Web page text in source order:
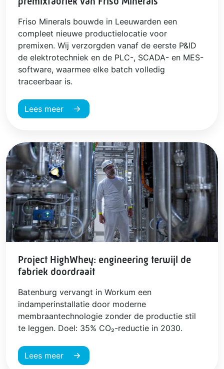
Friso Minerals bouwde in Leeuwarden een
compleet nieuwe productielocatie voor
premixen. Wij verzorgden vanaf de eerste P&ID
de elektrotechniek en de PLC-, SCADA- en MES-
software, waarmee elke batch volledig
traceerbaar is.
Lees meer
Project HighWhey: engineering terwijl de
fabriek doordraait
Batenburg vervangt in Workum een
indamperinstallatie door moderne
membraantechnologie zonder de productie stil
te leggen. Doel: 35% CO₂-reductie in 2030.
Lees meer